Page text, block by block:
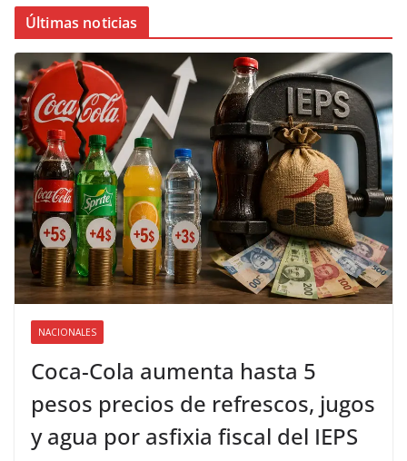
Últimas noticias
NACIONALES
Coca-Cola aumenta hasta 5
pesos precios de refrescos, jugos
y agua por asfixia fiscal del IEPS